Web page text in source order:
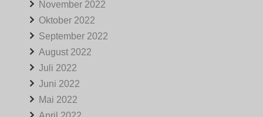
November 2022
Oktober 2022
September 2022
August 2022
Juli 2022
Juni 2022
Mai 2022